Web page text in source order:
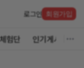
로그인 회원가입
체험단 인기게시글